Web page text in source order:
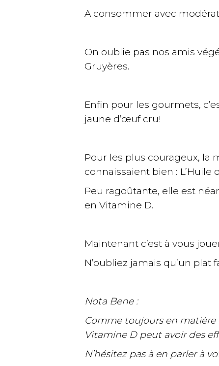
A consommer avec
On oublie pas nos amis
Gruyères.
Enfin pour les gourmets,
jaune d’œuf cru!
Pour les plus courageux, la
connaissaient bien : L’Huile
Peu ragoûtante, elle est
en Vitamine D.
Maintenant c’est à vous
N’oubliez jamais qu’un
Nota Bene :
Comme toujours en
Vitamine D peut avoir des
N’hésitez pas à en parler à